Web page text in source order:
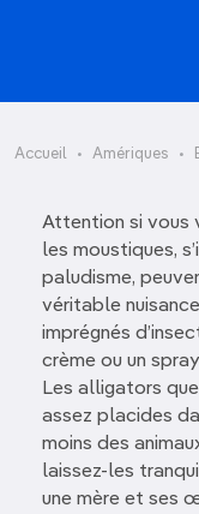
Accueil Amériques
Attention si vous
les moustiques,
paludisme,
véritable
imprégnés
crème ou un
Les alligators
assez placides
moins des
laissez-les
une mère et ses